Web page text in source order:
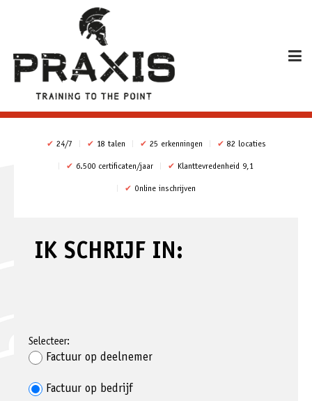
✔ 24/7 ✔ 18 talen ✔ 25 erkenningen ✔ 82 locaties
✔ 6.500 certificaten/jaar ✔ Klanttevredenheid 9,1
✔ Online inschrijven
IK SCHRIJF IN:
Selecteer:
Factuur op deelnemer
Factuur op bedrijf